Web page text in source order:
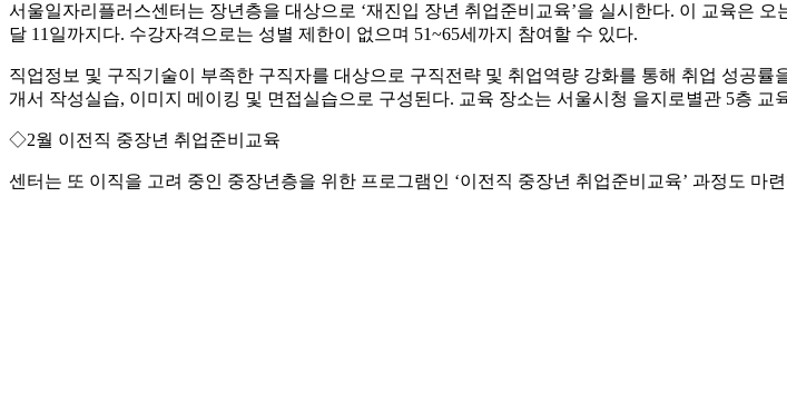
서울일자리플러스센터는 장년층을 대상으로 ‘재진입 장년 취업준비교육’을 실시한다. 이 교육은
달 11일까지다. 수강자격으로는 성별 제한이 없으며 51~65세까지 참여할 수 있다.
직업정보 및 구직기술이 부족한 구직자를 대상으로 구직전략 및 취업역량 강화를 통해 취업 성공
개서 작성실습, 이미지 메이킹 및 면접실습으로 구성된다. 교육 장소는 서울시청 을지로별관 5층 교
◇2월 이전직 중장년 취업준비교육
센터는 또 이직을 고려 중인 중장년층을 위한 프로그램인 ‘이전직 중장년 취업준비교육’ 과정도 마